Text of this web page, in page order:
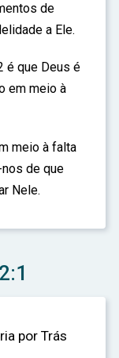
de
a Ele.
é que Deus é
em meio à
meio à falta
de que
Nele.
por Trás